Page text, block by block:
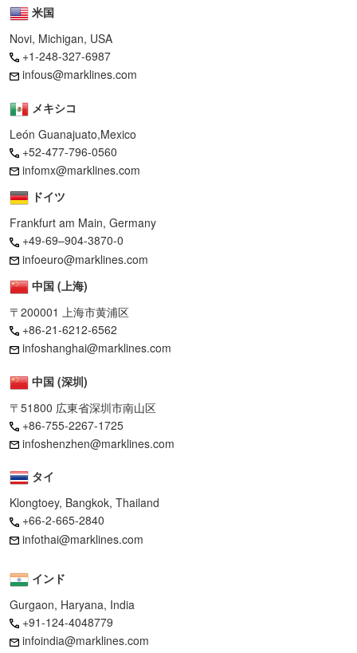
米国
Novi, Michigan, USA
+1-248-327-6987
infous@marklines.com
メキシコ
León Guanajuato,Mexico
+52-477-796-0560
infomx@marklines.com
ドイツ
Frankfurt am Main, Germany
+49-69–904-3870-0
infoeuro@marklines.com
中国 (上海)
〒200001 上海市黄浦区
+86-21-6212-6562
infoshanghai@marklines.com
中国 (深圳)
〒51800 広東省深圳市南山区
+86-755-2267-1725
infoshenzhen@marklines.com
タイ
Klongtoey, Bangkok, Thailand
+66-2-665-2840
infothai@marklines.com
インド
Gurgaon, Haryana, India
+91-124-4048779
infoindia@marklines.com